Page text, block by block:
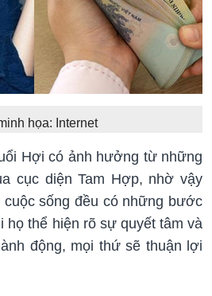
họa: Internet
Hợi có ảnh hưởng từ những
cục diện Tam Hợp, nhờ vậy
sống đều có những bước
họ thể hiện rõ sự quyết tâm và
động, mọi thứ sẽ thuận lợi